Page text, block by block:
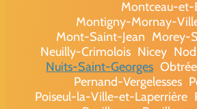
Montceau-et-
Montigny-Mornay-
Mont-Saint-Jean Morey-
Neuilly-Crimolois Nicey
Nuits-Saint-Georges Obtrée
Pernand-Vergelesses
Poiseul-la-Ville-et-Laperrière